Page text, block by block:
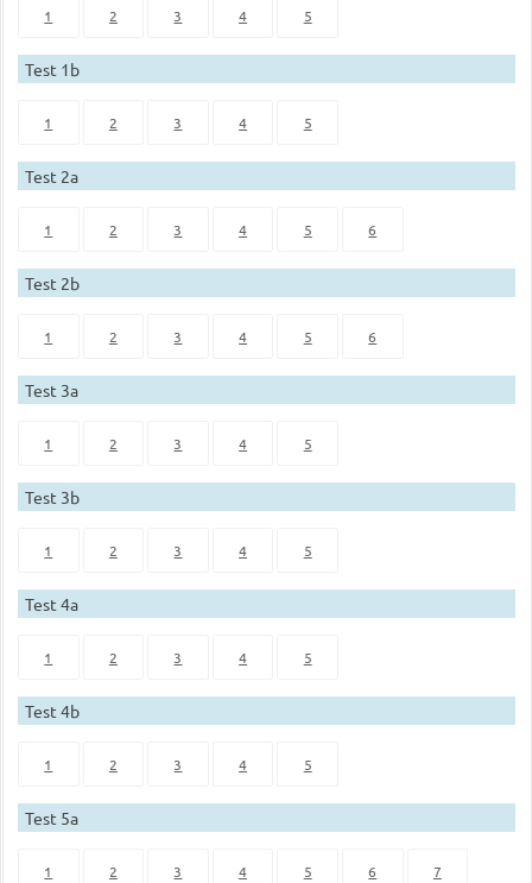
1 2 3 4 5
Test 1b
1 2 3 4 5
Test 2a
1 2 3 4 5 6
Test 2b
1 2 3 4 5 6
Test 3a
1 2 3 4 5
Test 3b
1 2 3 4 5
Test 4a
1 2 3 4 5
Test 4b
1 2 3 4 5
Test 5a
1 2 3 4 5 6 7